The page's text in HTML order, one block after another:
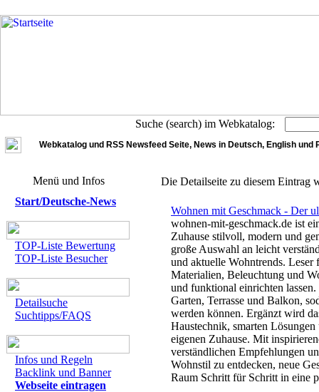
Suche (search) im Webkatalog:
Webkatalog und RSS Newsfeed Seite, News in Deutsch, English
Menü und Infos
Start/Deutsche-News
TOP-Liste Bewertung
TOP-Liste Besucher
Detailsuche
Suchtipps/FAQS
Infos und Regeln
Backlink und Banner
Webseite eintragen
Die Detailseite zu diesem Eintrag
Wohnen mit Geschmack - Der
wohnen-mit-geschmack.de ist
Zuhause stilvoll, modern und
große Auswahl an leicht
und aktuelle Wohntrends.
Materialien, Beleuchtung und
und funktional einrichten
Garten, Terrasse und Balkon,
werden können. Ergänzt wird
Haustechnik, smarten
eigenen Zuhause. Mit
verständlichen Empfehlungen
Wohnstil zu entdecken, neue
Raum Schritt für Schritt in eine